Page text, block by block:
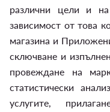
различни цели и
зависимост от това
магазина и
сключване и
провеждане на
статистически
услугите,